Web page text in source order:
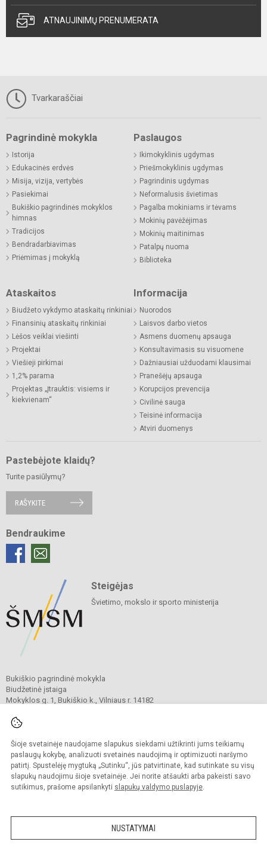
Šioje svetainėje naudojame slapukus siekdami užtikrinti jums teikiamų
paslaugų kokybę, analizuoti svetainės naudojimą ir optimizuoti naršymo
patirtį. Spustelėję mygtuką „Sutinku“, jūs patvirtinate, kad sutinkate su visų
slapukų naudojimu šioje svetainėje. Jei norite atšaukti arba pakeisti savo
sutikimus, prašome apsilankyti slapukų valdymo puslapyje.
NUSTATYMAI
ATNAUJINIMŲ PRENUMERATA
Tvarkaraščiai
Pagrindinė mokykla
Istorija
Edukacinės erdvės
Misija, vizija, vertybės
Pasiekimai
Bukiškio pagrindinės mokyklos
himnas
Tradicijos
Bendradarbiavimas
Priėmimas į mokyklą
Paslaugos
Ikimokyklinis ugdymas
Priešmokyklinis ugdymas
Pagrindinis ugdymas
Neformalusis švietimas
Pagalba mokiniams ir tėvams
Mokinių pavėžėjimas
Mokinių maitinimas
Patalpų nuoma
Biblioteka
Ataskaitos
Biudžeto vykdymo ataskaitų rinkiniai
Finansinių ataskaitų rinkiniai
Lėšos veiklai viešinti
Projektai
Viešieji pirkimai
1,2% parama
Projektas „Įtrauktis: visiems ir
kiekvienam“
Informacija
Nuorodos
Laisvos darbo vietos
Asmens duomenų apsauga
Konsultavimasis su visuomene
Dažniausiai užduodami klausimai
Pranešėjų apsauga
Korupcijos prevencija
Civilinė sauga
Teisinė informacija
Atviri duomenys
Pastebėjote klaidų?
Turite pasiūlymų?
RAŠYKITE
Bendraukime
Steigėjas
Švietimo, mokslo ir sporto ministerija
Bukiškio pagrindinė mokykla
Biudžetinė įstaiga
Mokyklos g. 1, Bukiškio k., Vilniaus r. 14182
El. p.
Juridinių asmenų registre
Įmonės kodas 306139262
sutikimo griežtai draudžiama.
Prieinamumo paraiška Slapukų valdymas